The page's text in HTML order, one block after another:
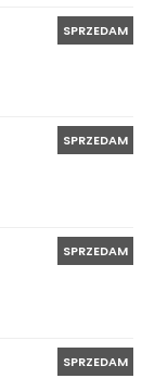
SPRZEDAM
SPRZEDAM
SPRZEDAM
SPRZEDAM